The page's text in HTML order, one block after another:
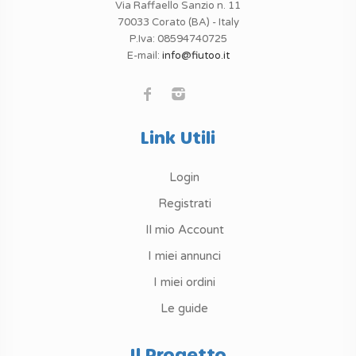
Via Raffaello Sanzio n. 11
70033 Corato (BA) - Italy
P.Iva: 08594740725
E-mail: info@fiutoo.it
Link Utili
Login
Registrati
Il mio Account
I miei annunci
I miei ordini
Le guide